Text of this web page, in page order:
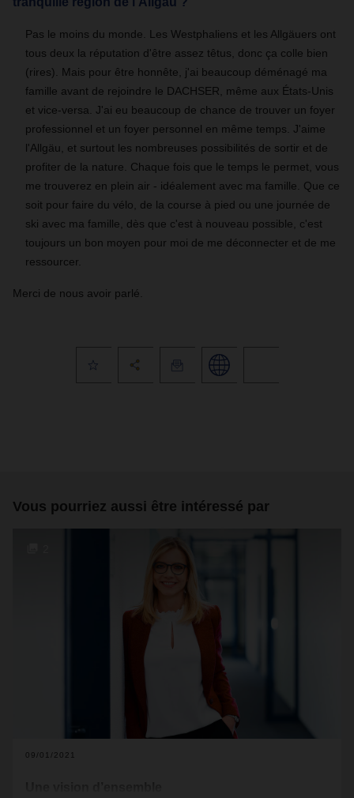
Pas le moins du monde. Les Westphaliens et les Allgäuers ont
tous deux la réputation d'être assez têtus, donc ça colle bien
(rires). Mais pour être honnête, j'ai beaucoup déménagé ma
famille avant de rejoindre le DACHSER, même aux États-Unis
et vice-versa. J'ai eu beaucoup de chance de trouver un foyer
professionnel et un foyer personnel en même temps. J'aime
l'Allgäu, et surtout les nombreuses possibilités de sortir et de
profiter de la nature. Chaque fois que le temps le permet, vous
me trouverez en plein air - idéalement avec ma famille. Que ce
soit pour faire du vélo, de la course à pied ou une journée de
ski avec ma famille, dès que c'est à nouveau possible, c'est
toujours un bon moyen pour moi de me déconnecter et de me
ressourcer.
Merci de nous avoir parlé.
Vous pourriez aussi être intéressé par
09/01/2021